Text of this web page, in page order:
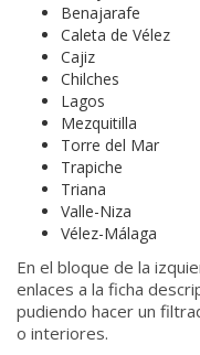
Benajarafe
Caleta de Vélez
Cajiz
Chilches
Lagos
Mezquitilla
Torre del Mar
Trapiche
Triana
Valle-Niza
Vélez-Málaga
En el bloque de la
enlaces a la ficha
pudiendo hacer un
o interiores.